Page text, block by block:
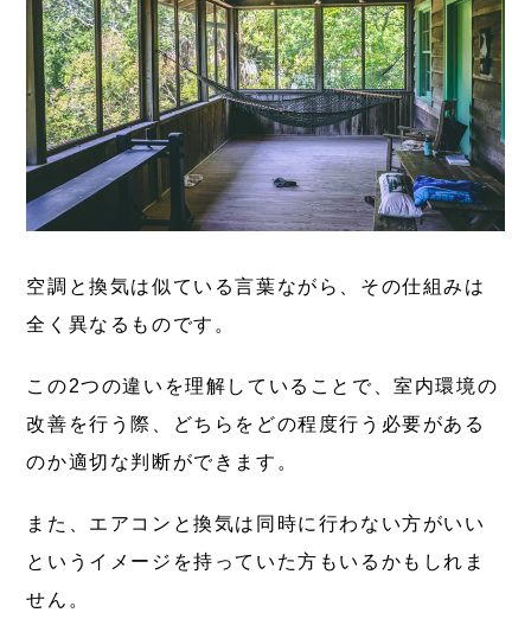
空調と換気は似ている言葉ながら、その仕組みは
全く異なるものです。
この2つの違いを理解していることで、室内環境の
改善を行う際、
どちらをどの程度行う必要がある
のか適切な判断ができます。
また、エアコンと換気は同時に行わない方がいい
というイメージを持っていた方もいるかもしれま
せん。